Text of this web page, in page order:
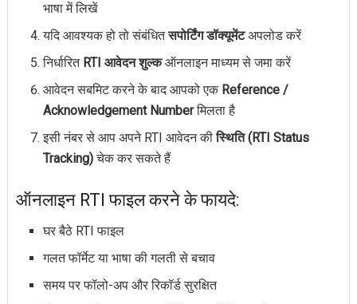
भाषा में लिखें
यदि आवश्यक हो तो संबंधितसपोर्टिंग डॉक्यूमेंटअपलोड करें
निर्धारित RTI आवेदन शुल्कऑनलाइन माध्यम से जमा करें
आवेदन सबमिट करने के बाद आपको एक Reference /
Acknowledgement Numberमिलता है
इसी नंबर से आप अपने RTI आवेदन कीस्थिति (RTI Status
Tracking)चेक कर सकते हैं
ऑनलाइन RTI फाइल करने के फायदे:
घर बैठे RTI फाइल
गलत फॉर्मेट या भाषा की गलती से बचाव
समय पर फॉलो-अप और रिकॉर्ड सुरक्षित